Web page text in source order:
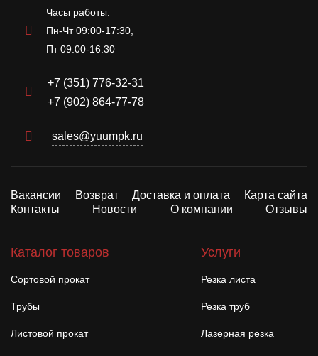
Часы работы:
Пн-Чт 09:00-17:30,
Пт 09:00-16:30
+7 (351) 776-32-31
+7 (902) 864-77-78
sales@yuumpk.ru
Вакансии Возврат Доставка и оплата
Карта сайта
Контакты
Новости О компании Отзывы
Каталог товаров
Сортовой прокат
Трубы
Листовой прокат
Услуги
Резка листа
Резка труб
Лазерная резка